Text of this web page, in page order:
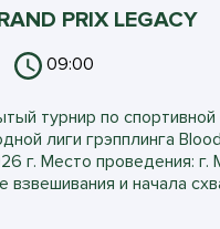
PRIX LEGACY
09:00
турнир по
лиги грэпплинга
г. Место проведения: г.
взвешивания и начала